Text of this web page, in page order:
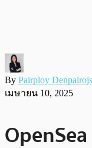
By Pairploy
เมษายน 10, 2025